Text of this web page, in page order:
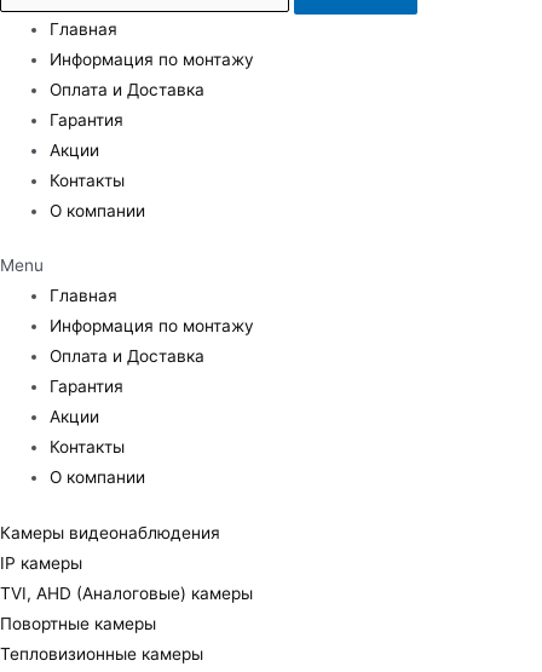
Главная
Информация по монтажу
Оплата и Доставка
Гарантия
Акции
Контакты
О компании
Menu
Главная
Информация по монтажу
Оплата и Доставка
Гарантия
Акции
Контакты
О компании
Камеры видеонаблюдения
IP камеры
TVI, AHD (Аналоговые) камеры
Повортные камеры
Тепловизионные камеры